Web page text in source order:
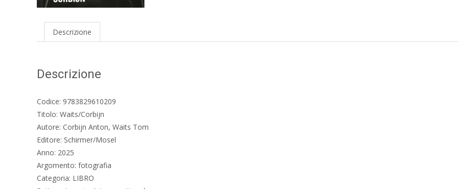
Descrizione
Descrizione
Codice: 9783829610209
Titolo: Waits/Corbijn
Autore: Corbijn Anton, Waits Tom
Editore: Schirmer/Mosel
Anno: 2025
Argomento: fotografia
Categoria: LIBRO